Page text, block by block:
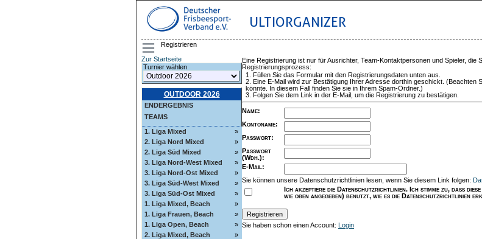
ULTIORGANIZER
Registrieren
Zur Startseite
Turnier wählen
OUTDOOR 2026
ENDERGEBNIS
TEAMS
1. Liga Mixed
»
2. Liga Nord Mixed
»
2. Liga Süd Mixed
»
3. Liga Nord-West Mixed
»
3. Liga Nord-Ost Mixed
»
3. Liga Süd-West Mixed
»
3. Liga Süd-Ost Mixed
»
1. Liga Mixed, Beach
»
1. Liga Frauen, Beach
»
1. Liga Open, Beach
»
2. Liga Mixed, Beach
»
Eine Registrierung ist nur für Ausrichter, Team-Kontaktpersonen und Spieler, die
Registrierungsprozess:
Füllen Sie das Formular mit den Registrierungsdaten unten aus.
Eine E-Mail wird zur Bestätigung Ihrer Adresse dorthin geschickt.
könnte. In diesem Fall finden Sie sie in Ihrem Spam-Ordner.)
Folgen Sie dem Link in der E-Mail, um die Registrierung zu bestätigen.
Name:
Kontoname:
Passwort:
Passwort
(Wdh.):
E-Mail :
Sie können unsere Datenschutzrichtlinien lesen, wenn Sie diesem Link folgen:
Ich akzeptiere die Datenschutzrichtlinien. Ich stimme zu, dass
wie oben angegeben) benutzt, wie es die Datenschutzrichtlinien
Sie haben schon einen Account: Login